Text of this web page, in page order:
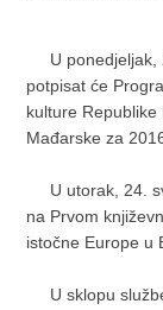
U ponedjeljak,
potpisat će
kulture
Mađarske za
U utorak, 24.
na Prvom
istočne Europe u
U sklopu